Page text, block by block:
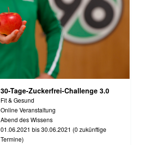
30-Tage-Zuckerfrei-Challenge 3.0
Fit & Gesund
Online Veranstaltung
Abend des Wissens
01.06.2021 bis 30.06.2021 (0 zukünftige
Termine)